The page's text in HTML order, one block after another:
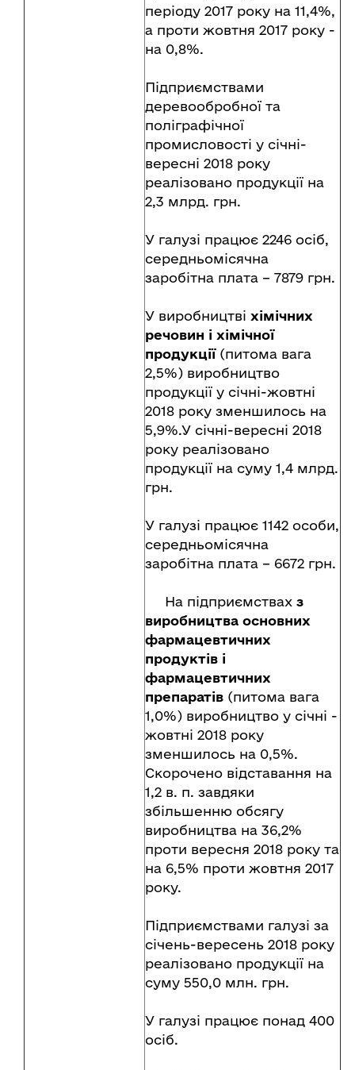
періоду 2017 року на 11,4%,
а проти жовтня 2017 року -
на 0,8%.
Підприємствами
деревообробної та
поліграфічної
промисловості у січні-
вересні 2018 року
реалізовано продукції на
2,3 млрд. грн.
У галузі працює 2246 осіб,
середньомісячна
заробітна плата – 7879 грн.
У виробництві хімічних
речовин і хімічної
продукції(питома вага
2,5%) виробництво
продукції у січні-жовтні
2018 року зменшилось на
5,9%.У січні-вересні 2018
року реалізовано
продукції на суму 1,4 млрд.
грн.
У галузі працює 1142 особи,
середньомісячна
заробітна плата – 6672 грн.
На підприємствах з
виробництва основних
фармацевтичних
продуктів і
фармацевтичних
препаратів (питома вага
1,0%) виробництво у січні -
жовтні 2018 року
зменшилось на 0,5%.
Скорочено відставання на
1,2 в. п. завдяки
збільшенню обсягу
виробництва на 36,2%
проти вересня 2018 року та
на 6,5% проти жовтня 2017
року.
Підприємствами галузі за
січень-вересень 2018 року
реалізовано продукції на
суму 550,0 млн. грн.
У галузі працює понад 400
осіб.